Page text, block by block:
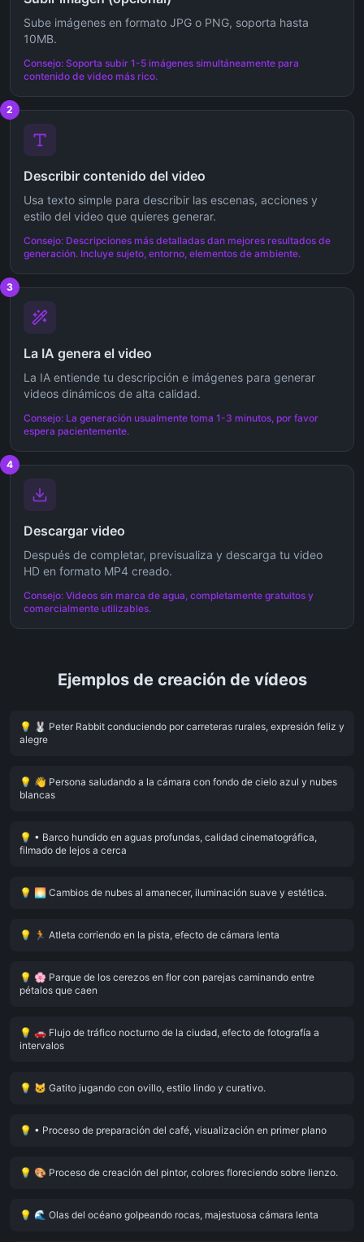
Sube imágenes en formato JPG o PNG, soporta hasta
10MB.
Consejo: Soporta subir 1-5 imágenes simultáneamente para
contenido de video más rico.
2
Describir contenido del video
Usa texto simple para describir las escenas, acciones y
estilo del video que quieres generar.
Consejo: Descripciones más detalladas dan mejores resultados de
generación. Incluye sujeto, entorno, elementos de ambiente.
3
La IA genera el video
La IA entiende tu descripción e imágenes para generar
videos dinámicos de alta calidad.
Consejo: La generación usualmente toma 1-3 minutos, por favor
espera pacientemente.
4
Descargar video
Después de completar, previsualiza y descarga tu video
HD en formato MP4 creado.
Consejo: Videos sin marca de agua, completamente gratuitos y
comercialmente utilizables.
Ejemplos de creación de vídeos
💡 🐰 Peter Rabbit conduciendo por carreteras rurales, expresión feliz y
alegre
💡 👋 Persona saludando a la cámara con fondo de cielo azul y nubes
blancas
💡 • Barco hundido en aguas profundas, calidad cinematográfica,
filmado de lejos a cerca
💡 🌅 Cambios de nubes al amanecer, iluminación suave y estética.
💡 🏃 Atleta corriendo en la pista, efecto de cámara lenta
💡 🌸 Parque de los cerezos en flor con parejas caminando entre
pétalos que caen
💡 🚗 Flujo de tráfico nocturno de la ciudad, efecto de fotografía a
intervalos
💡 🐱 Gatito jugando con ovillo, estilo lindo y curativo.
💡 • Proceso de preparación del café, visualización en primer plano
💡 🎨 Proceso de creación del pintor, colores floreciendo sobre lienzo.
💡 🌊 Olas del océano golpeando rocas, majestuosa cámara lenta